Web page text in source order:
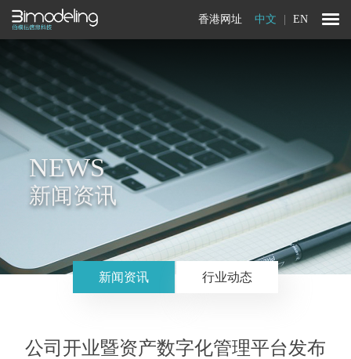
中文 EN
香港网址
NEWS
新闻资讯
新闻资讯 行业动态
公司开业暨资产数字化管理平台发布